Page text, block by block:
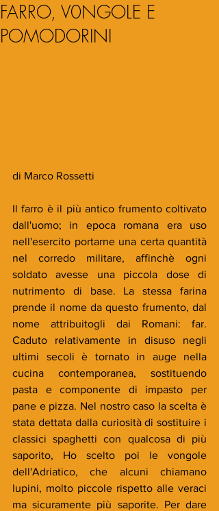
FARRO, V0NGOLE E
POMODORINI
di Marco Rossetti
Il farro è il più antico frumento coltivato
dall'uomo; in epoca romana era uso
nell'esercito portarne una certa quantità
nel corredo militare, affinchè ogni
soldato avesse una piccola dose di
nutrimento di base. La stessa farina
prende il nome da questo frumento, dal
nome attribuitogli dai Romani: far.
Caduto relativamente in disuso negli
ultimi secoli è tornato in auge nella
cucina contemporanea, sostituendo
pasta e componente di impasto per
pane e pizza. Nel nostro caso la scelta è
stata dettata dalla curiosità di sostituire i
classici spaghetti con qualcosa di più
saporito, Ho scelto poi le vongole
dell'Adriatico, che alcuni chiamano
lupini, molto piccole rispetto alle veraci
ma sicuramente più saporite. Per dare